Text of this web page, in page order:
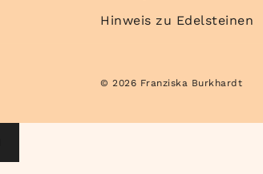
Hinweis zu Edelsteinen
© 2026 Franziska Burkhardt